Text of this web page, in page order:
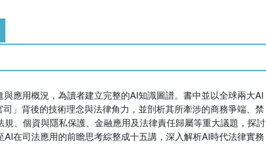
應用概況，為讀者建立完整的AI知識圖譜。書中並以全球兩大AI
」背後的技術理念與法律角力，並剖析其所牽涉的商務爭端、禁
、個資與隱私保護、金融應用及法律責任歸屬等重大議題，探討
在司法應用的前瞻思考綜整成十五講，深入解析AI時代法律實務